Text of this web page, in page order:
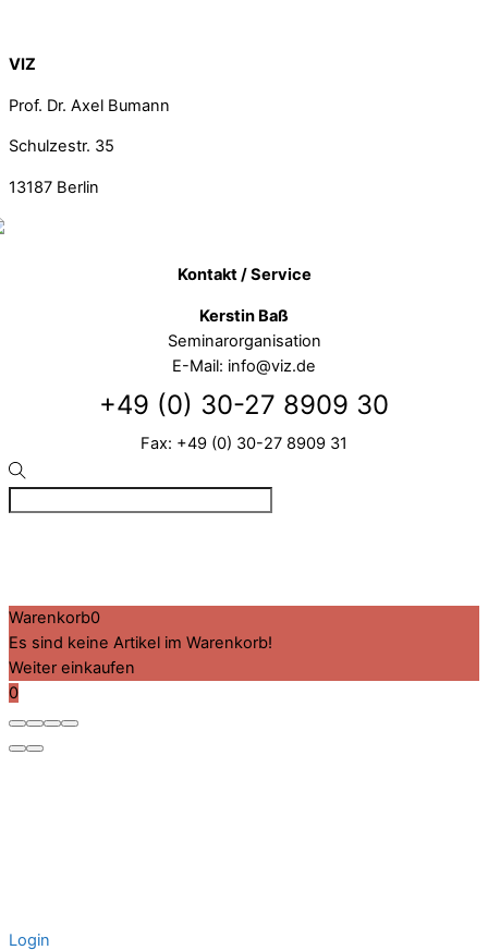
VIZ
Prof. Dr. Axel Bumann
Schulzestr. 35
13187 Berlin
Kontakt / Service
Kerstin Baß
Seminarorganisation
E-Mail: info@viz.de
+49 (0) 30-27 8909 30
Fax: +49 (0) 30-27 8909 31
Warenkorb0
Es sind keine Artikel im Warenkorb!
Weiter einkaufen
0
Login